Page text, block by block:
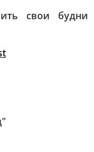
свои будни